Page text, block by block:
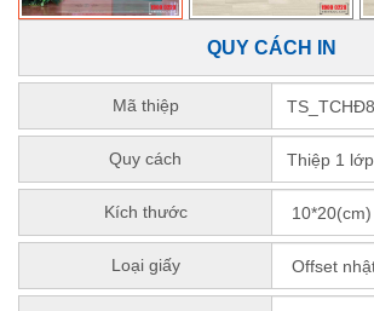
QUY CÁCH IN
Mã thiệp
Quy cách
Kích thước
Loại giấy